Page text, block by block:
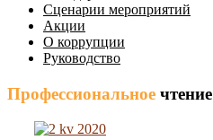
Сценарии мероприятий
Акции
О коррупции
Руководство
Профессиональное чтение